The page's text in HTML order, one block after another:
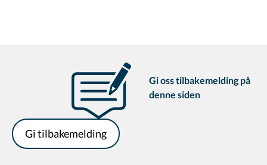
Gi oss tilbakemelding på
denne siden
Gi tilbakemelding